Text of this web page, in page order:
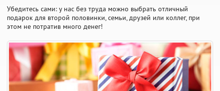
Убедитесь сами: у нас без труда можно выбрать отличный
подарок для второй половинки, семьи, друзей или коллег, при
этом не потратив много денег!